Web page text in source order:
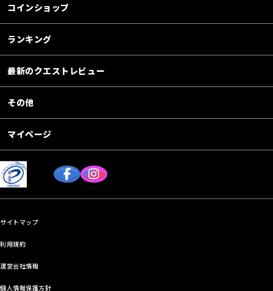
コインショップ
ランキング
最新のクエストレビュー
その他
マイページ
サイトマップ
利用規約
運営会社情報
個人情報保護方針